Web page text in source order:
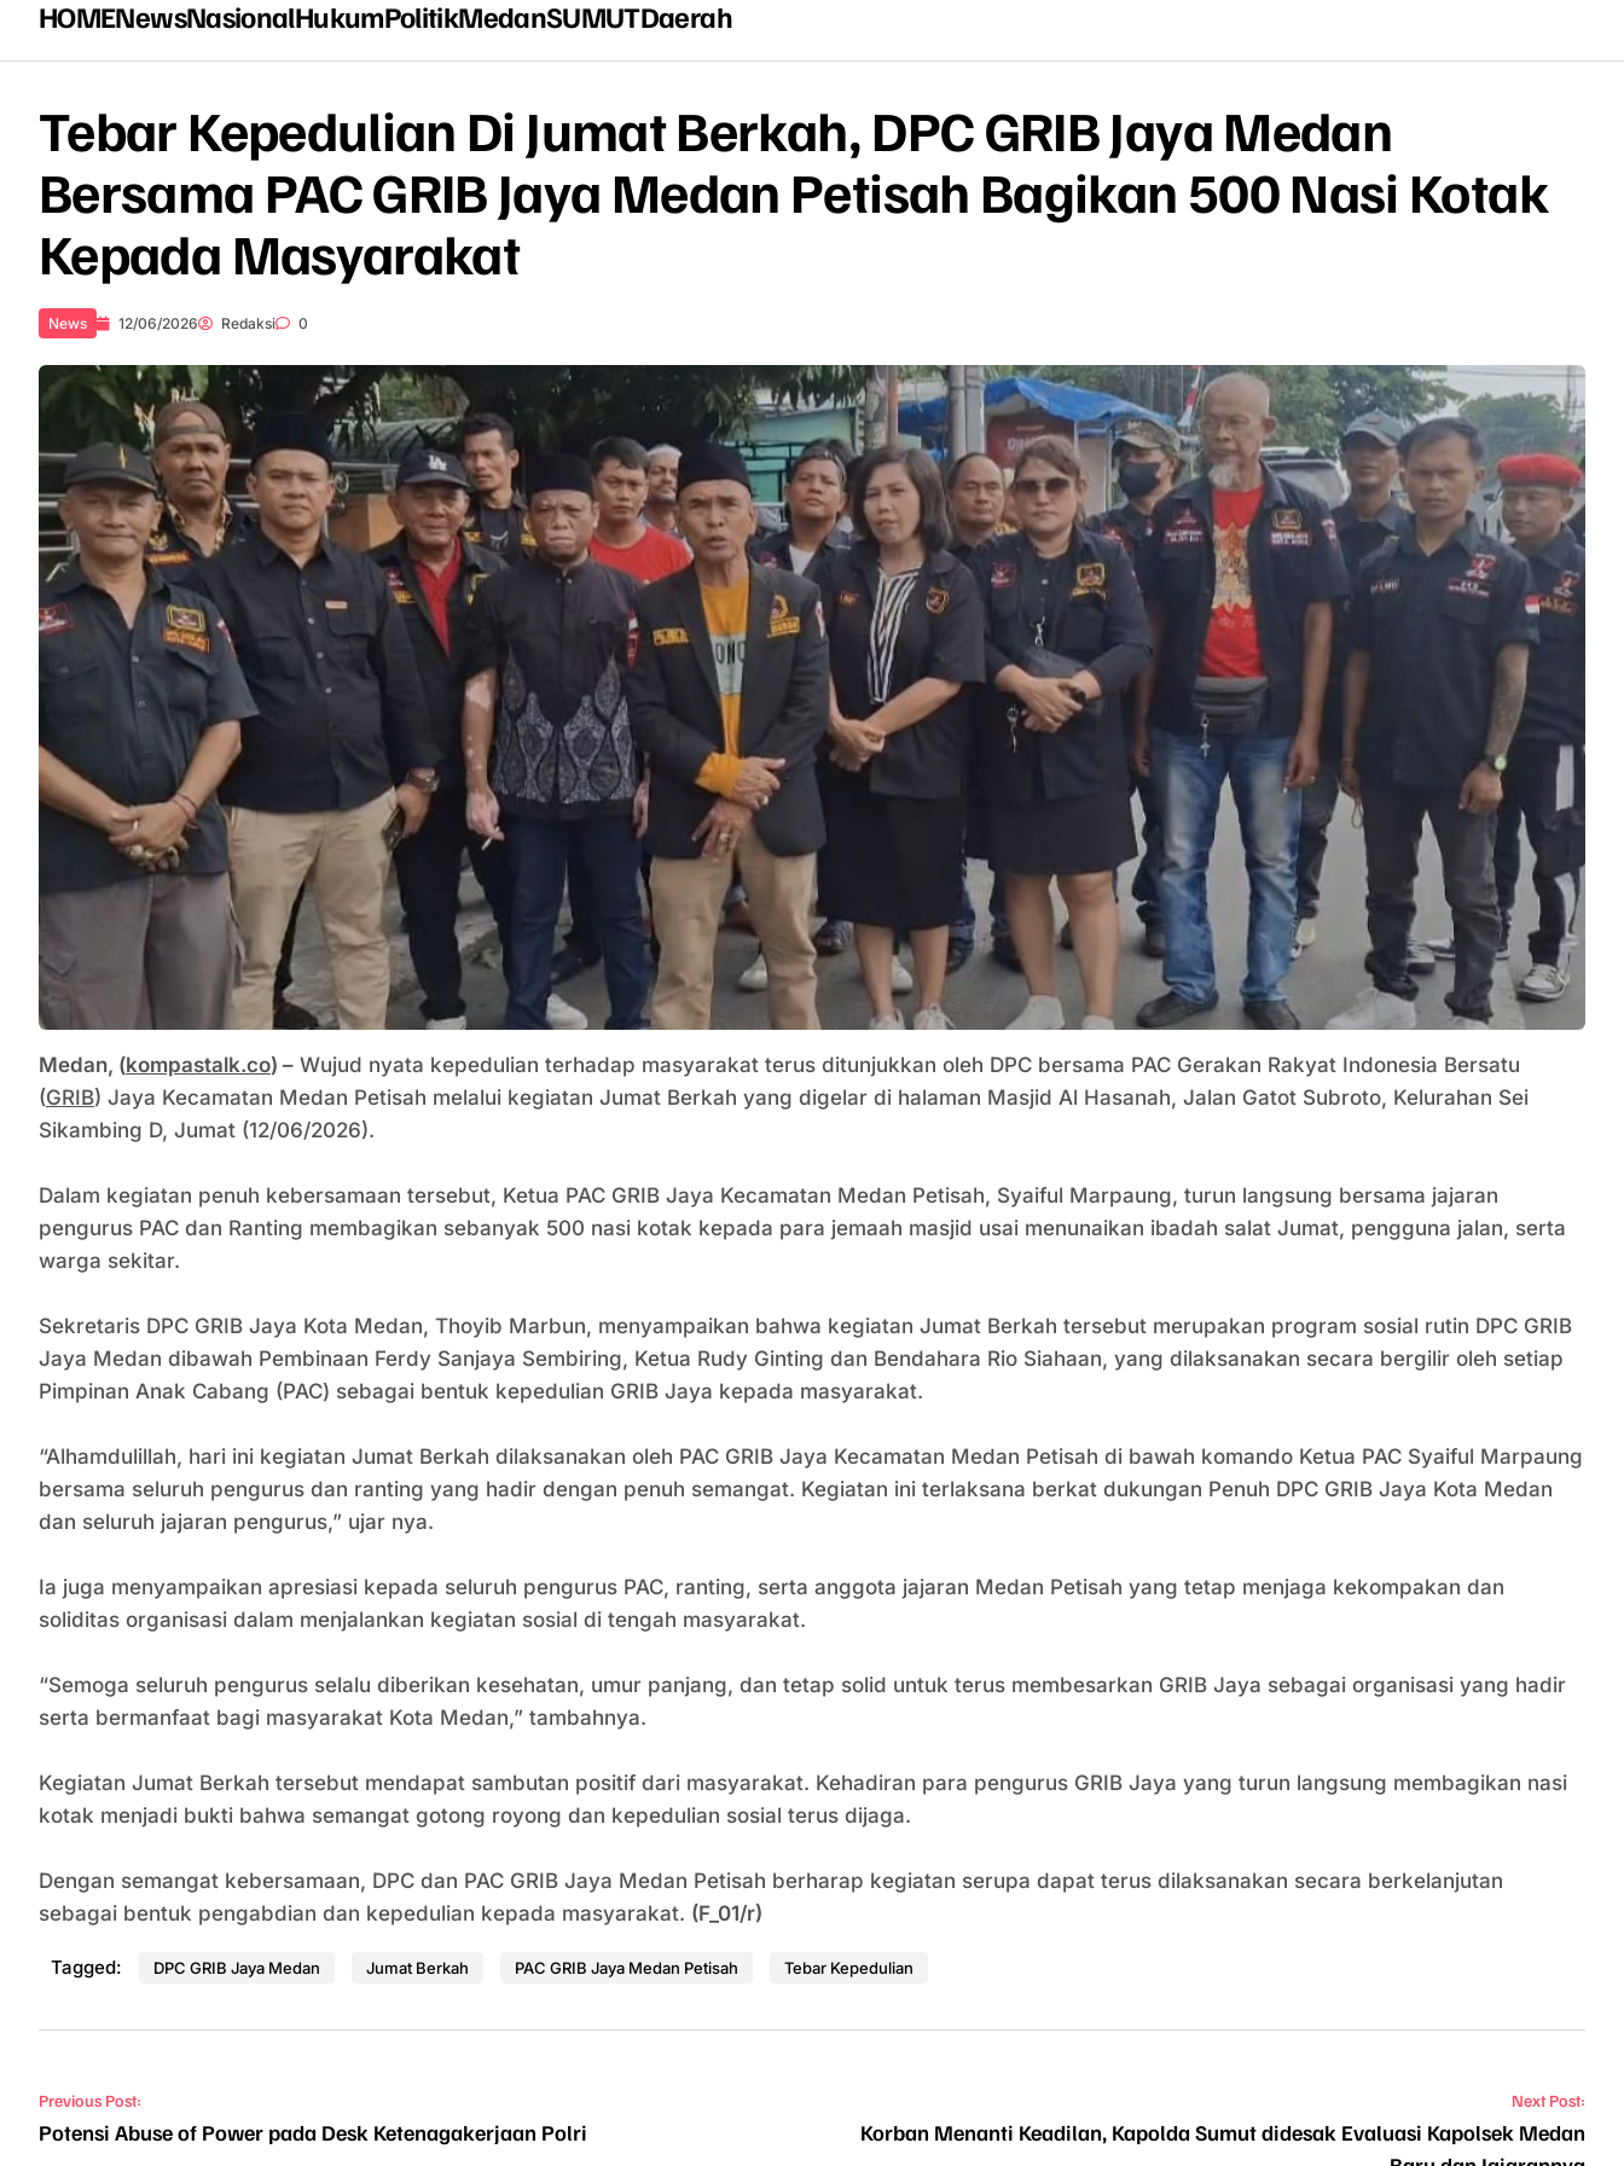
HOMENewsNasionalHukumPolitikMedanSUMUTDaerah
Tebar Kepedulian Di Jumat Berkah, DPC GRIB Jaya Medan
Bersama PAC GRIB Jaya Medan Petisah Bagikan 500 Nasi Kotak
Kepada Masyarakat
News 12/06/2026 Redaksi 0
Medan, (kompastalk.co) – Wujud nyata kepedulian terhadap masyarakat terus ditunjukkan oleh DPC bersama PAC Gerakan Rakyat Indonesia Bersatu
(GRIB) Jaya Kecamatan Medan Petisah melalui kegiatan Jumat Berkah yang digelar di halaman Masjid Al Hasanah, Jalan Gatot Subroto, Kelurahan Sei
Sikambing D, Jumat (12/06/2026).
Dalam kegiatan penuh kebersamaan tersebut, Ketua PAC GRIB Jaya Kecamatan Medan Petisah, Syaiful Marpaung, turun langsung bersama jajaran
pengurus PAC dan Ranting membagikan sebanyak 500 nasi kotak kepada para jemaah masjid usai menunaikan ibadah salat Jumat, pengguna jalan, serta
warga sekitar.
Sekretaris DPC GRIB Jaya Kota Medan, Thoyib Marbun, menyampaikan bahwa kegiatan Jumat Berkah tersebut merupakan program sosial rutin DPC GRIB
Jaya Medan dibawah Pembinaan Ferdy Sanjaya Sembiring, Ketua Rudy Ginting dan Bendahara Rio Siahaan, yang dilaksanakan secara bergilir oleh setiap
Pimpinan Anak Cabang (PAC) sebagai bentuk kepedulian GRIB Jaya kepada masyarakat.
“Alhamdulillah, hari ini kegiatan Jumat Berkah dilaksanakan oleh PAC GRIB Jaya Kecamatan Medan Petisah di bawah komando Ketua PAC Syaiful Marpaung
bersama seluruh pengurus dan ranting yang hadir dengan penuh semangat. Kegiatan ini terlaksana berkat dukungan Penuh DPC GRIB Jaya Kota Medan
dan seluruh jajaran pengurus,” ujar nya.
Ia juga menyampaikan apresiasi kepada seluruh pengurus PAC, ranting, serta anggota jajaran Medan Petisah yang tetap menjaga kekompakan dan
soliditas organisasi dalam menjalankan kegiatan sosial di tengah masyarakat.
“Semoga seluruh pengurus selalu diberikan kesehatan, umur panjang, dan tetap solid untuk terus membesarkan GRIB Jaya sebagai organisasi yang hadir
serta bermanfaat bagi masyarakat Kota Medan,” tambahnya.
Kegiatan Jumat Berkah tersebut mendapat sambutan positif dari masyarakat. Kehadiran para pengurus GRIB Jaya yang turun langsung membagikan nasi
kotak menjadi bukti bahwa semangat gotong royong dan kepedulian sosial terus dijaga.
Dengan semangat kebersamaan, DPC dan PAC GRIB Jaya Medan Petisah berharap kegiatan serupa dapat terus dilaksanakan secara berkelanjutan
sebagai bentuk pengabdian dan kepedulian kepada masyarakat. (F_01/r)
Tagged: DPC GRIB Jaya Medan Jumat Berkah PAC GRIB Jaya Medan Petisah Tebar Kepedulian
Navigasi pos
Previous Post:
Potensi Abuse of Power pada Desk Ketenagakerjaan Polri
Next Post:
‎Korban Menanti Keadilan, Kapolda Sumut didesak Evaluasi Kapolsek Medan